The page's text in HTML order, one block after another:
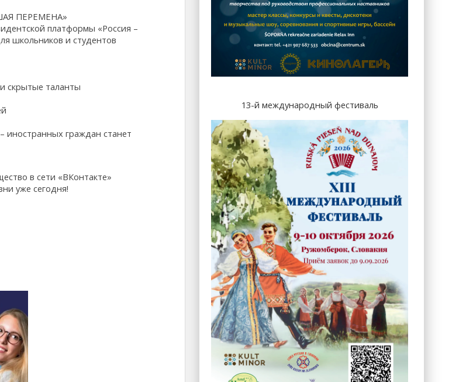
ПЕРЕМЕНА»
платформы «Россия –
школьников и студентов
скрытые таланты
иностранных граждан станет
в сети «ВКонтакте»
уже сегодня!
13-й международный фестиваль